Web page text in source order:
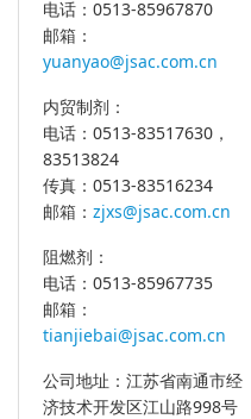
电话：0513-85967870
邮箱：
yuanyao@jsac.com.cn
内贸制剂：
电话：0513-83517630，
83513824
传真：0513-83516234
邮箱： zjxs@jsac.com.cn
阻燃剂：
电话：0513-85967735
邮箱：
tianjiebai@jsac.com.cn
公司地址：江苏省南通市经
济技术开发区江山路998号